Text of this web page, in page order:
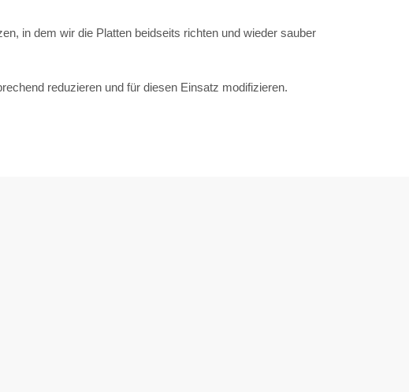
in dem wir die Platten beidseits richten und wieder sauber
reduzieren und für diesen Einsatz modifizieren.